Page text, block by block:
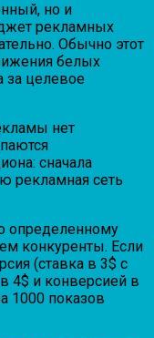
но и
рекламных
Обычно этот
белых
за целевое
нет
сначала
рекламная сеть
определенному
конкуренты. Если
(ставка в 3$ с
4$ и конверсией в
1000 показов